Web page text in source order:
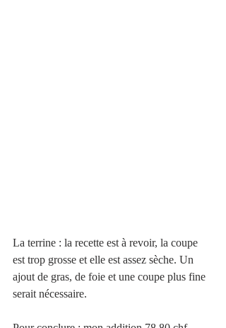
La terrine : la recette est à revoir, la coupe
est trop grosse et elle est assez sèche. Un
ajout de gras, de foie et une coupe plus fine
serait nécessaire.